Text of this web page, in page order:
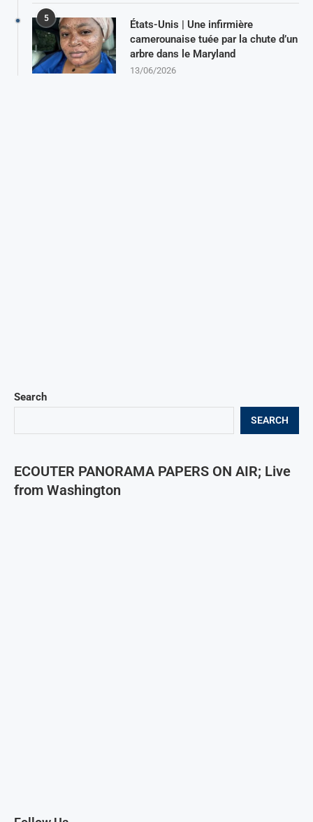
Search
SEARCH
ECOUTER PANORAMA PAPERS ON AIR; Live
from Washington
5
États-Unis | Une infirmière
camerounaise tuée par la chute d’un
arbre dans le Maryland
13/06/2026